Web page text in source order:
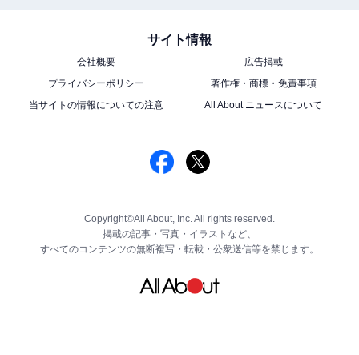
サイト情報
会社概要
広告掲載
プライバシーポリシー
著作権・商標・免責事項
当サイトの情報についての注意
All About ニュースについて
Copyright©All About, Inc. All rights reserved.
掲載の記事・写真・イラストなど、
すべてのコンテンツの無断複写・転載・公衆送信等を禁じます。